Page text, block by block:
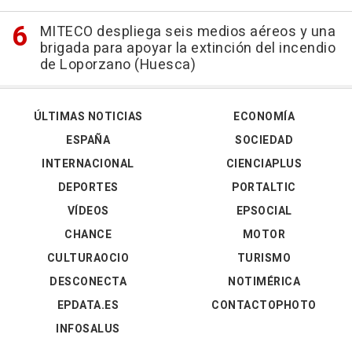
MITECO despliega seis medios aéreos y una
brigada para apoyar la extinción del incendio
de Loporzano (Huesca)
ÚLTIMAS NOTICIAS
ESPAÑA
INTERNACIONAL
DEPORTES
VÍDEOS
ECONOMÍA
SOCIEDAD
CIENCIAPLUS
PORTALTIC
EPSOCIAL
CHANCE
CULTURAOCIO
DESCONECTA
EPDATA.ES
INFOSALUS
MOTOR
TURISMO
NOTIMÉRICA
CONTACTOPHOTO